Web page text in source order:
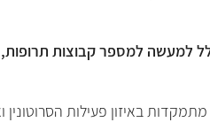
למעשה למספר קבוצות